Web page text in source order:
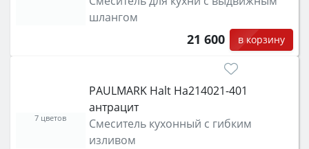
шлангом
21 600 в корзину
PAULMARK Halt Ha214021-401
антрацит
Смеситель кухонный с гибким
изливом
7 цветов